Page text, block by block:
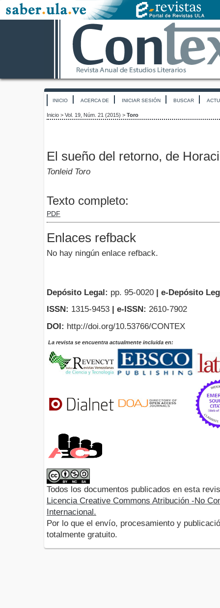
INICIO ACERCA DE INICIAR SESIÓN BUSCAR
Inicio > Vol. 19, Núm. 21 (2015) > Toro
El sueño del retorno, de
Tonleid Toro
Texto completo:
PDF
Enlaces refback
No hay ningún enlace refback.
Depósito Legal: pp. 95-0020
e-Depósito
ISSN: 1315-9453 | e-ISSN: 2610-7902
DOI: http://doi.org/10.53766/CONTEX
La revista se encuentra actualmente incluida en:
Todos los documentos publicados en esta
Licencia Creative Commons Atribución -No
Internacional.
Por lo que el envío, procesamiento y
totalmente gratuito.